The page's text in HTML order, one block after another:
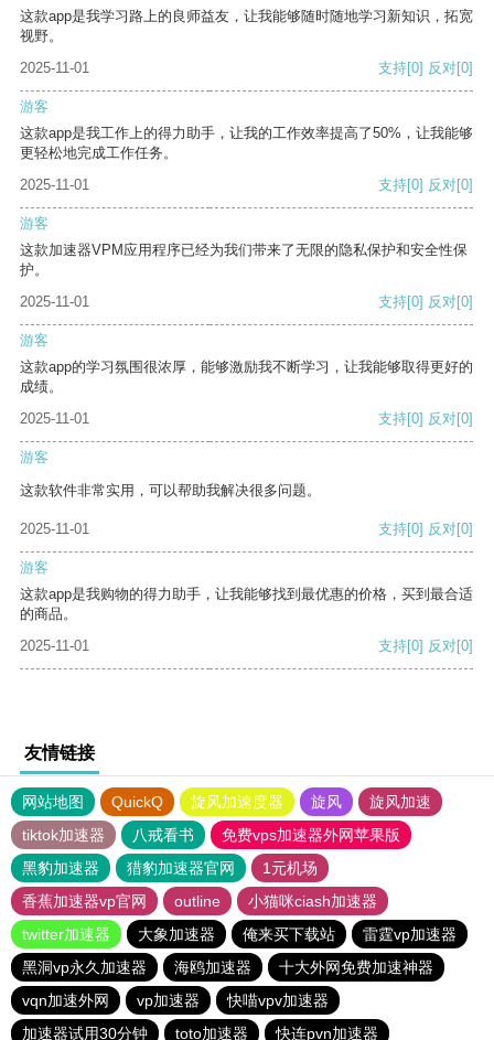
这款app是我学习路上的良师益友，让我能够随时随地学习新知识，拓宽
视野。
2025-11-01
支持[0] 反对[0]
游客
这款app是我工作上的得力助手，让我的工作效率提高了50%，让我能够
更轻松地完成工作任务。
2025-11-01
支持[0] 反对[0]
游客
这款加速器VPM应用程序已经为我们带来了无限的隐私保护和安全性保
护。
2025-11-01
支持[0] 反对[0]
游客
这款app的学习氛围很浓厚，能够激励我不断学习，让我能够取得更好的
成绩。
2025-11-01
支持[0] 反对[0]
游客
这款软件非常实用，可以帮助我解决很多问题。
2025-11-01 支持[0] 反对[0]
游客
这款app是我购物的得力助手，让我能够找到最优惠的价格，买到最合适
的商品。
2025-11-01
支持[0] 反对[0]
友情链接
网站地图 QuickQ 旋风加速度器 旋风
旋风加速
tiktok加速器
八戒看书
免费vps加速器外网苹果版
黑豹加速器
猎豹加速器官网
1元机场
香蕉加速器vp官网
outline
小猫咪ciash加速器
twitter加速器
大象加速器 俺来买下载站
雷霆vp加速器
黑洞vp永久加速器
海鸥加速器
十大外网免费加速神器
vqn加速外网
vp加速器
快喵vpv加速器
加速器试用30分钟
toto加速器 快连pvn加速器